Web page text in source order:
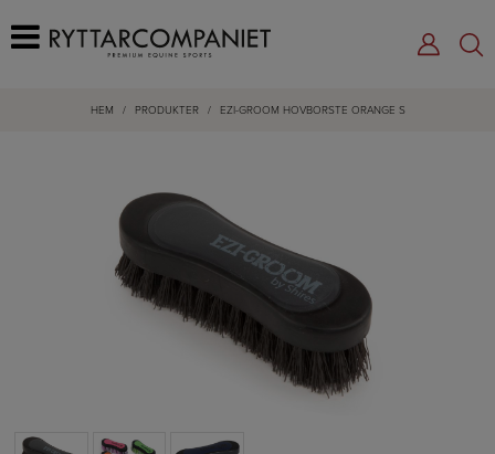
HEM / PRODUKTER / EZI-GROOM HOVBORSTE ORANGE S